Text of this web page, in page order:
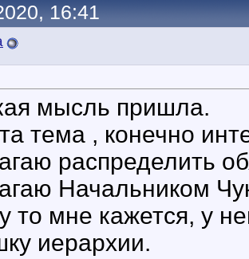
16:41
мысль пришла.
тема , конечно
распределить
Начальником
то мне кажется, у
иерархии.